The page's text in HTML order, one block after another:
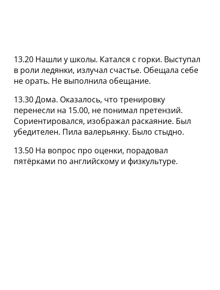
13.20 Нашли у школы. Катался с горки. Выступал
в роли ледянки, излучал счастье. Обещала себе
не орать. Не выполнила обещание.
13.30 Дома. Оказалось, что тренировку
перенесли на 15.00, не понимал претензий.
Сориентировался, изображал раскаяние. Был
убедителен. Пила валерьянку. Было стыдно.
13.50 На вопрос про оценки, порадовал
пятёрками по английскому и физкультуре.